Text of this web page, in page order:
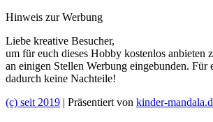
Hinweis zur Werbung
Liebe kreative Besucher,
um für euch dieses Hobby kostenlos anbieten
an einigen Stellen Werbung eingebunden. Für
dadurch keine Nachteile!
(c) seit 2019 | Präsentiert von kinder-